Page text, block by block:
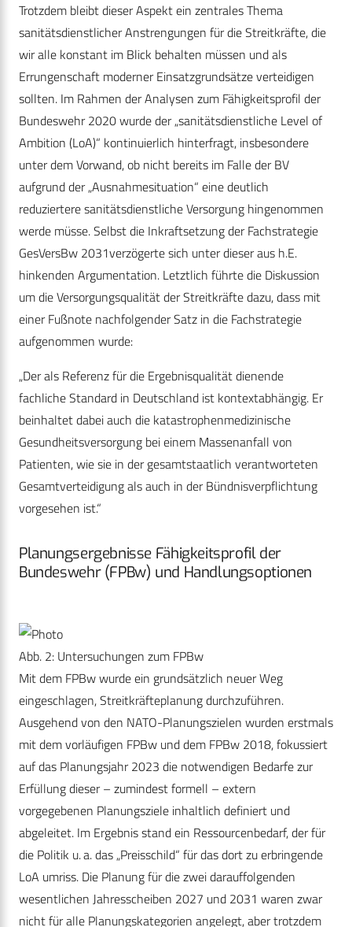
Trotzdem bleibt dieser Aspekt ein zentrales Thema
sanitätsdienstlicher Anstrengungen für die Streitkräfte, die
wir alle konstant im Blick behalten müssen und als
Errungenschaft moderner Einsatzgrundsätze verteidigen
sollten. Im Rahmen der Analysen zum Fähigkeitsprofil der
Bundeswehr 2020 wurde der „sanitätsdienstliche Level of
Ambition (LoA)“ kontinuierlich hinterfragt, insbesondere
unter dem Vorwand, ob nicht bereits im Falle der BV
aufgrund der „Ausnahmesituation“ eine deutlich
reduziertere sanitätsdienstliche Versorgung hingenommen
werde müsse. Selbst die Inkraftsetzung der Fachstrategie
GesVersBw 2031verzögerte sich unter dieser aus h.E.
hinkenden Argumentation. Letztlich führte die Diskussion
um die Versorgungsqualität der Streitkräfte dazu, dass mit
einer Fußnote nachfolgender Satz in die Fachstrategie
aufgenommen wurde:
„Der als Referenz für die Ergebnisqualität dienende
fachliche Standard in Deutschland ist kontextabhängig. Er
beinhaltet dabei auch die katastrophenmedizinische
Gesundheitsversorgung bei einem Massenanfall von
Patienten, wie sie in der gesamtstaatlich verantworteten
Gesamtverteidigung als auch in der Bündnisverpflichtung
vorgesehen ist.“
Planungsergebnisse Fähigkeitsprofil der
Bundeswehr (FPBw) und Handlungsoptionen
Abb. 2: Untersuchungen zum FPBw
Mit dem FPBw wurde ein grundsätzlich neuer Weg
eingeschlagen, Streitkräfteplanung durchzuführen.
Ausgehend von den NATO-Planungszielen wurden erstmals
mit dem vorläufigen FPBw und dem FPBw 2018, fokussiert
auf das Planungsjahr 2023 die notwendigen Bedarfe zur
Erfüllung dieser – zumindest formell – extern
vorgegebenen Planungsziele inhaltlich definiert und
abgeleitet. Im Ergebnis stand ein Ressourcenbedarf, der für
die Politik u. a. das „Preisschild“ für das dort zu erbringende
LoA umriss. Die Planung für die zwei darauffolgenden
wesentlichen Jahresscheiben 2027 und 2031 waren zwar
nicht für alle Planungskategorien angelegt, aber trotzdem